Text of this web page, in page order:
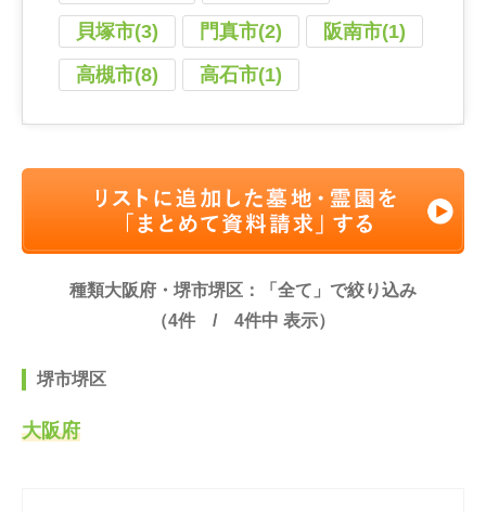
貝塚市(3)
門真市(2)
阪南市(1)
高槻市(8)
高石市(1)
種類大阪府・堺市堺区：「全て」で絞り込み
（4件 / 4件中 表示）
堺市堺区
大阪府